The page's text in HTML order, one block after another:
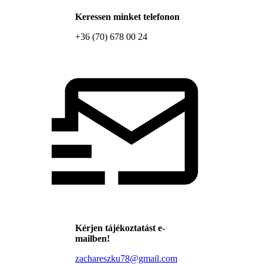
Keressen minket telefonon
+36 (70) 678 00 24
Kérjen tájékoztatást e-
mailben!
zachareszku78@gmail.com